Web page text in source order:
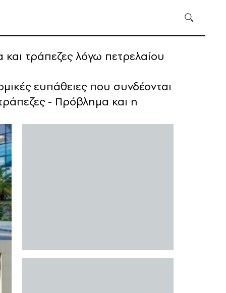
τράπεζες λόγω πετρελαίου
ευπάθειες που συνδέονται
- Πρόβλημα και η